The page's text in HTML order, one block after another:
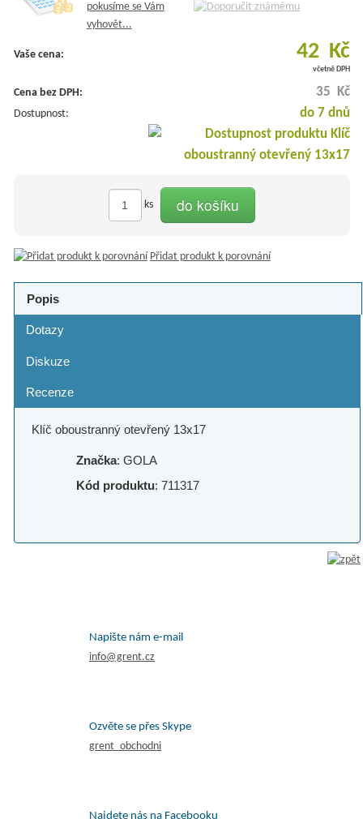
pokusíme se Vám
vyhovět...
Vaše cena: 42 Kč
včetně DPH
Cena bez DPH: 35 Kč
Dostupnost: do 7 dnů
ks do košíku
Přidat produkt k porovnání
Popis
Dotazy
Diskuze
Recenze
Klíč oboustranný otevřený 13x17
Značka: GOLA
Kód produktu: 711317
Napište nám e-mail
info@grent.cz
Ozvěte se přes Skype
grent_obchodni
Najdete nás na Facebooku